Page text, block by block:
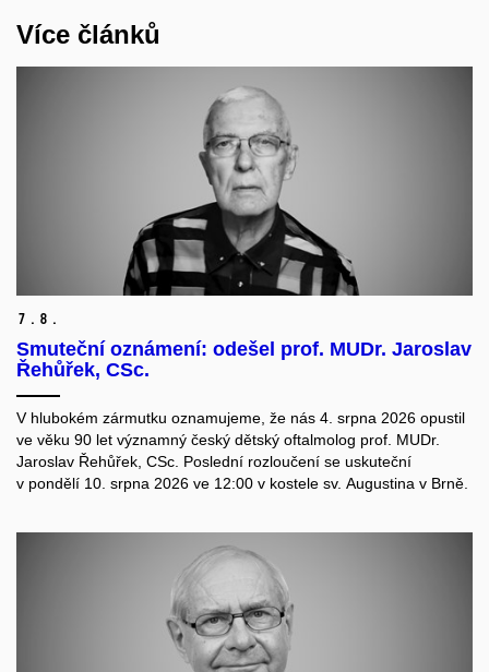
Více článků
7. 8.
Smuteční oznámení: odešel prof. MUDr. Jaroslav
Řehůřek, CSc.
V hlubokém zármutku oznamujeme, že nás 4. srpna 2026 opustil
ve věku 90 let významný český dětský oftalmolog prof. MUDr.
Jaroslav Řehůřek, CSc. Poslední rozloučení se uskuteční
v pondělí 10. srpna 2026 ve 12:00 v kostele sv. Augustina v Brně.